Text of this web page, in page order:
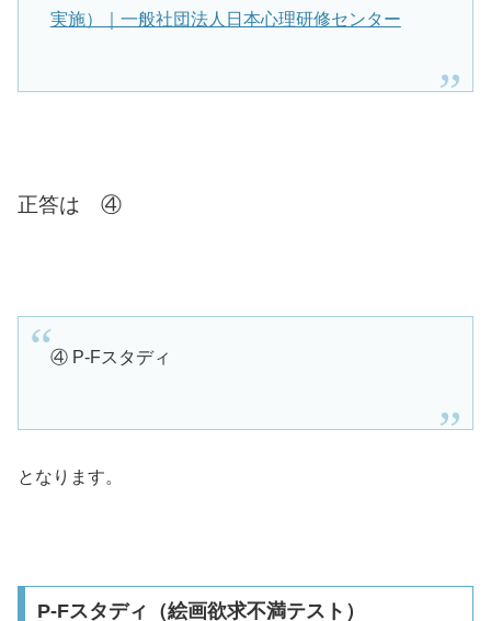
実施）｜一般社団法人日本心理研修センター
正答は ④
④ P-Fスタディ
となります。
P-Fスタディ（絵画欲求不満テスト）